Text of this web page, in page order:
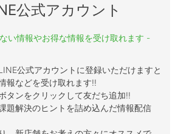
公式アカウント
い情報やお得な情報を受け取れます -
公式アカウントに登録いただけますと
報などを受け取れます!!
タンをクリックして友だち追加!!
題解決のヒントを詰め込んだ情報配信